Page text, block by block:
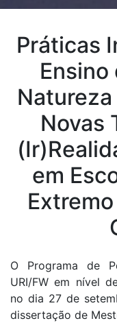
Práticas
Ensino
Novas
em
O Programa de
URI/FW em nível
no dia 27 de
dissertação de